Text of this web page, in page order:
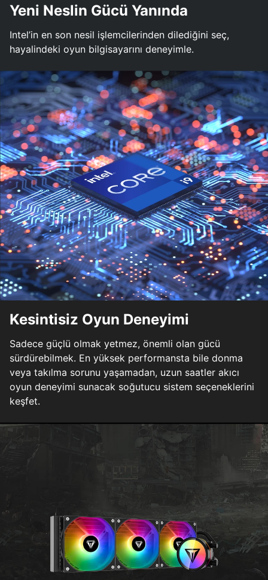
Yeni Neslin Gücü Yanında
Intel’in en son nesil işlemcilerinden dilediğini seç,
hayalindeki oyun bilgisayarını deneyimle.
Kesintisiz Oyun Deneyimi
Sadece güçlü olmak yetmez, önemli olan gücü
sürdürebilmek. En yüksek performansta bile donma
veya takılma sorunu yaşamadan, uzun saatler akıcı
oyun deneyimi sunacak soğutucu sistem seçeneklerini
keşfet.